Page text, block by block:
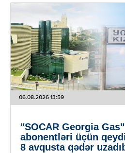
06.08.2026 13:59
"SOCAR Georgia Gas"
abonentləri üçün
8 avqusta qədər